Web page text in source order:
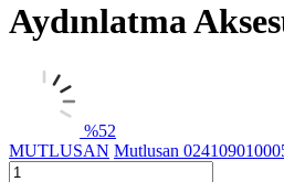
Aydınlatma
%52
MUTLUSAN Mutlusan